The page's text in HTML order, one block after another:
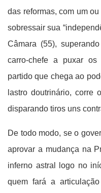
das reformas, com um
sobressair sua
Câmara (55),
carro-chefe a puxar
partido que chega ao
lastro doutrinário, corre
disparando tiros uns
De todo modo, se o
aprovar a mudança na
inferno astral logo no
quem fará a